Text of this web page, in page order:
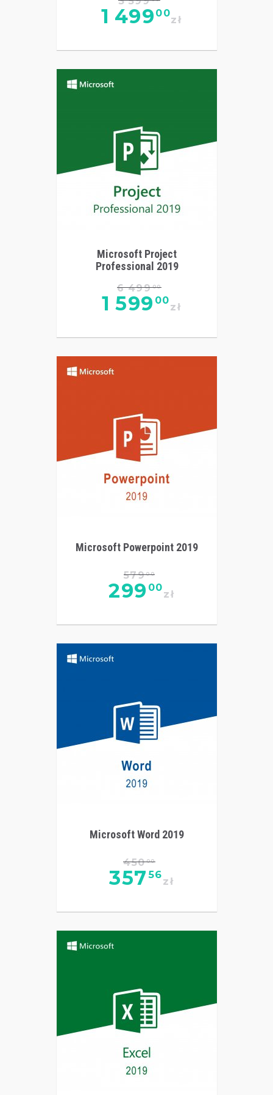
1 499 00
zł
Microsoft Project
Professional 2019
6 49900
1 599 00
zł
Microsoft Powerpoint 2019
57900
299 00
zł
Microsoft Word 2019
45000
357 56
zł